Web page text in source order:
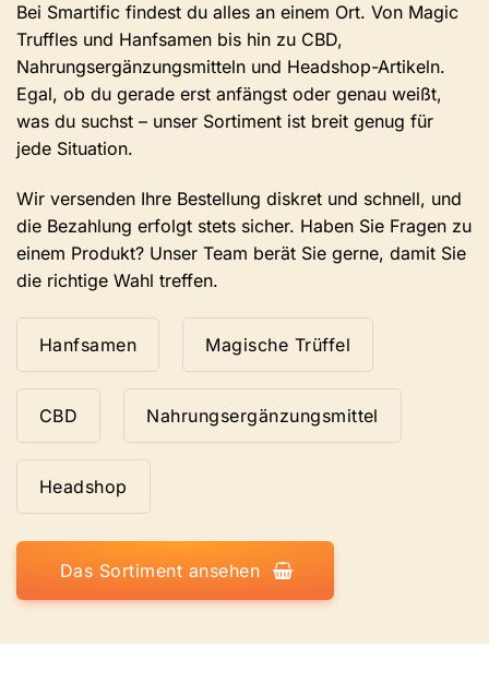
Bei Smartific findest du alles an einem Ort. Von Magic
Truffles und Hanfsamen bis hin zu CBD,
Nahrungsergänzungsmitteln und Headshop-Artikeln.
Egal, ob du gerade erst anfängst oder genau weißt,
was du suchst – unser Sortiment ist breit genug für
jede Situation.
Wir versenden Ihre Bestellung diskret und schnell, und
die Bezahlung erfolgt stets sicher. Haben Sie Fragen zu
einem Produkt? Unser Team berät Sie gerne, damit Sie
die richtige Wahl treffen.
Hanfsamen Magische Trüffel
CBD Nahrungsergänzungsmittel
Headshop
Das Sortiment ansehen